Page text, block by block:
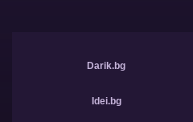
Darik.bg
Idei.bg